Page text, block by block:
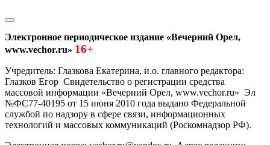
Электронное периодическое издание «Вечерний Орел,
www.vechor.ru» 16+
Учредитель: Глазкова Екатерина, и.о. главного редактора:
Глазков Егор Свидетельство о регистрации средства
массовой информации «Вечерний Орел, www.vechor.ru» Эл
№ФС77-40195 от 15 июня 2010 года выдано Федеральной
службой по надзору в сфере связи, информационных
технологий и массовых коммуникаций (Роскомнадзор РФ).